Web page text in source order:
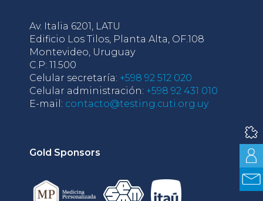
Av. Italia 6201, LATU
Edificio Los Tilos, Planta Alta, OF.108
Montevideo, Uruguay
C.P: 11.500
Celular secretaría: +598 92 512 020
Celular administración: +598 92 431 010
E-mail: contacto@testing.cuti.org.uy
Gold Sponsors